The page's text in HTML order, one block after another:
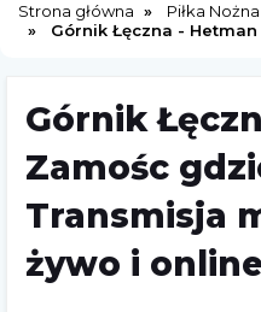
Strona główna Piłka Nożna
Górnik Łęczna -
Górnik
Zamośc
Transmisja
żywo i